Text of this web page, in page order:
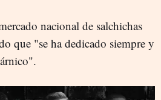
nacional de salchichas
que "se ha dedicado siempre y